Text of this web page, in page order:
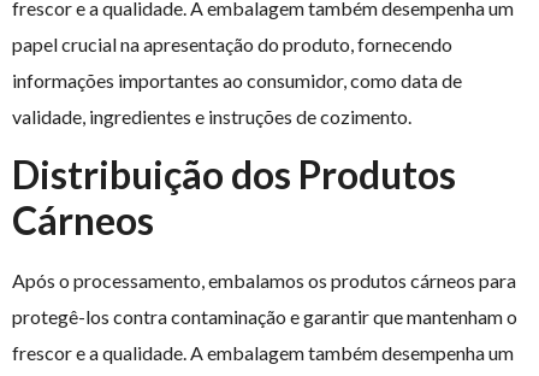
frescor e a qualidade. A embalagem também desempenha um
papel crucial na apresentação do produto, fornecendo
informações importantes ao consumidor, como data de
validade, ingredientes e instruções de cozimento.
Distribuição dos Produtos
Cárneos
Após o processamento, embalamos os produtos cárneos para
protegê-los contra contaminação e garantir que mantenham o
frescor e a qualidade. A embalagem também desempenha um